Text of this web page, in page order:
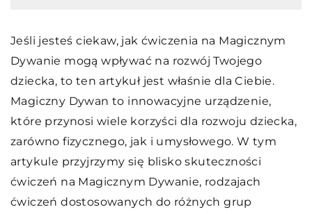
Jeśli jesteś ciekaw, jak ćwiczenia na Magicznym
Dywanie mogą wpływać na rozwój Twojego
dziecka, to ten artykuł jest właśnie dla Ciebie.
Magiczny Dywan to innowacyjne urządzenie,
które przynosi wiele korzyści dla rozwoju dziecka,
zarówno fizycznego, jak i umysłowego. W tym
artykule przyjrzymy się blisko skuteczności
ćwiczeń na Magicznym Dywanie, rodzajach
ćwiczeń dostosowanych do różnych grup